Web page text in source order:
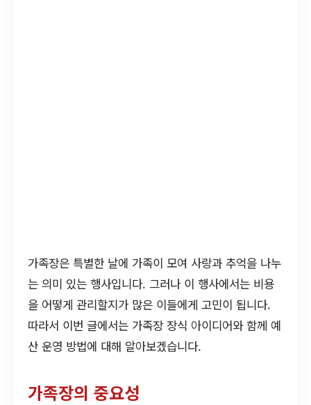
가족장은 특별한 날에 가족이 모여 사랑과 추억을 나누
는 의미 있는 행사입니다. 그러나 이 행사에서는 비용
을 어떻게 관리할지가 많은 이들에게 고민이 됩니다.
따라서 이번 글에서는 가족장 장식 아이디어와 함께 예
산 운영 방법에 대해 알아보겠습니다.
가족장의 중요성